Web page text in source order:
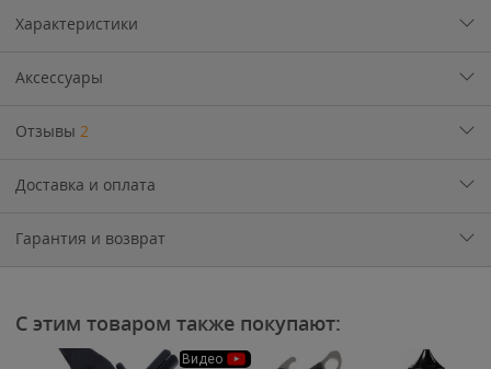
Характеристики
Аксессуары
Отзывы 2
Доставка и оплата
Гарантия и возврат
С этим товаром также покупают:
Видео